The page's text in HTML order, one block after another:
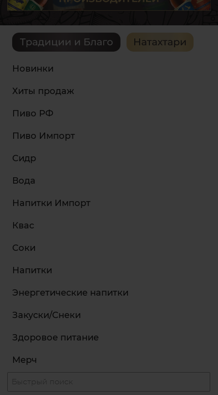
Новинки
Хиты продаж
Пиво РФ
Пиво Импорт
Сидр
Вода
Напитки Импорт
Квас
Соки
Напитки
Энергетические напитки
Закуски/Снеки
Здоровое питание
Мерч